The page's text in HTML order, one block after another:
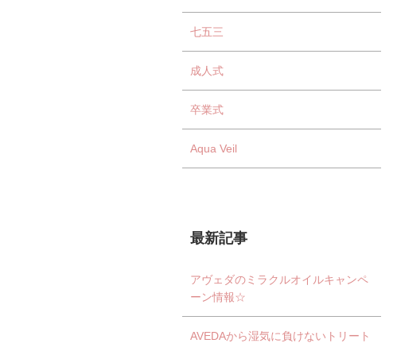
七五三
成人式
卒業式
Aqua Veil
最新記事
アヴェダのミラクルオイルキャンペ
ーン情報☆
AVEDAから湿気に負けないトリート